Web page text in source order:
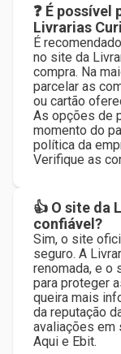
❓ É
Livrarias
É
no site da
compra. Na
parcelar as
ou cartão
As opções de
momento do
política da
Verifique as
👍 O site da
confiável?
Sim, o site
seguro. A
renomada, e o
para proteger
queira mais
da reputação
avaliações em
Aqui e Ebit.